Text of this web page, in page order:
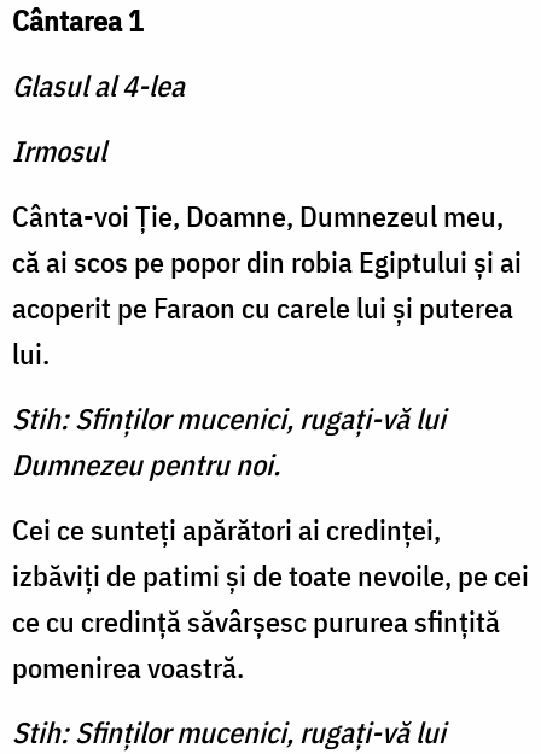
Cântarea 1
Glasul al 4-lea
Irmosul
Cânta-voi Ţie, Doamne, Dumnezeul meu,
că ai scos pe popor din robia Egiptului şi ai
acoperit pe Faraon cu carele lui şi puterea
lui.
Stih: Sfinţilor mucenici, rugaţi-vă lui
Dumnezeu pentru noi.
Cei ce sunteţi apărători ai credinţei,
izbăviţi de patimi şi de toate nevoile, pe cei
ce cu credinţă săvârşesc pururea sfinţită
pomenirea voastră.
Stih: Sfinţilor mucenici, rugaţi-vă lui